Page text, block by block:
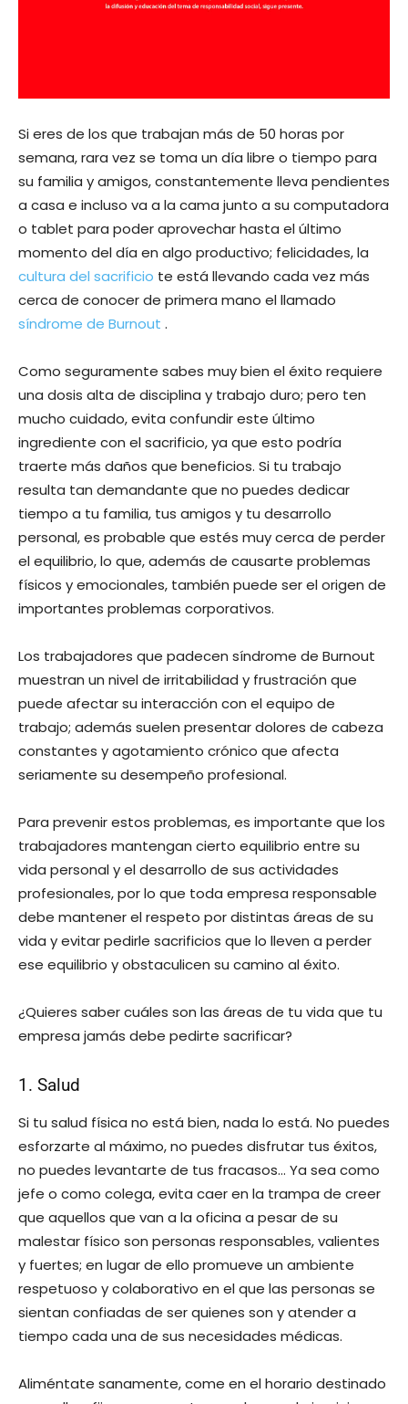
Si eres de los que trabajan más de 50 horas por
semana, rara vez se toma un día libre o tiempo para
su familia y amigos, constantemente lleva pendientes
a casa e incluso va a la cama junto a su computadora
o tablet para poder aprovechar hasta el último
momento del día en algo productivo; felicidades, la
cultura del sacrificio te está llevando cada vez más
cerca de conocer de primera mano el llamado
síndrome de Burnout .
Como seguramente sabes muy bien el éxito requiere
una dosis alta de disciplina y trabajo duro; pero ten
mucho cuidado, evita confundir este último
ingrediente con el sacrificio, ya que esto podría
traerte más daños que beneficios. Si tu trabajo
resulta tan demandante que no puedes dedicar
tiempo a tu familia, tus amigos y tu desarrollo
personal, es probable que estés muy cerca de perder
el equilibrio, lo que, además de causarte problemas
físicos y emocionales, también puede ser el origen de
importantes problemas corporativos.
Los trabajadores que padecen síndrome de Burnout
muestran un nivel de irritabilidad y frustración que
puede afectar su interacción con el equipo de
trabajo; además suelen presentar dolores de cabeza
constantes y agotamiento crónico que afecta
seriamente su desempeño profesional.
Para prevenir estos problemas, es importante que los
trabajadores mantengan cierto equilibrio entre su
vida personal y el desarrollo de sus actividades
profesionales, por lo que toda empresa responsable
debe mantener el respeto por distintas áreas de su
vida y evitar pedirle sacrificios que lo lleven a perder
ese equilibrio y obstaculicen su camino al éxito.
¿Quieres saber cuáles son las áreas de tu vida que tu
empresa jamás debe pedirte sacrificar?
1. Salud
Si tu salud física no está bien, nada lo está. No puedes
esforzarte al máximo, no puedes disfrutar tus éxitos,
no puedes levantarte de tus fracasos… Ya sea como
jefe o como colega, evita caer en la trampa de creer
que aquellos que van a la oficina a pesar de su
malestar físico son personas responsables, valientes
y fuertes; en lugar de ello promueve un ambiente
respetuoso y colaborativo en el que las personas se
sientan confiadas de ser quienes son y atender a
tiempo cada una de sus necesidades médicas.
Aliméntate sanamente, come en el horario destinado